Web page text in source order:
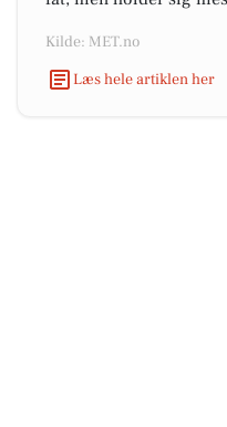
Kilde: MET.no
Læs hele artiklen her